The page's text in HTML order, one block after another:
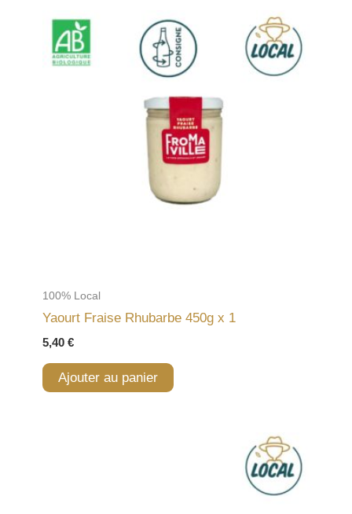
100% Local
Yaourt Fraise Rhubarbe 450g x 1
5,40 €
Ajouter au panier